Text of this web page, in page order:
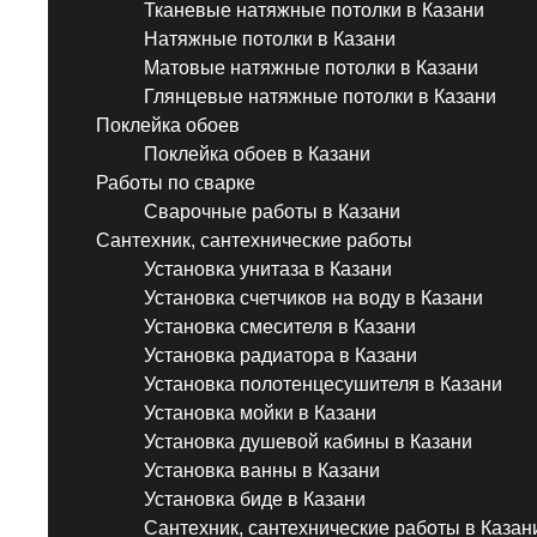
Тканевые натяжные потолки в Казани
Натяжные потолки в Казани
Матовые натяжные потолки в Казани
Глянцевые натяжные потолки в Казани
Поклейка обоев
Поклейка обоев в Казани
Работы по сварке
Сварочные работы в Казани
Сантехник, сантехнические работы
Установка унитаза в Казани
Установка счетчиков на воду в Казани
Установка смесителя в Казани
Установка радиатора в Казани
Установка полотенцесушителя в Казани
Установка мойки в Казани
Установка душевой кабины в Казани
Установка ванны в Казани
Установка биде в Казани
Сантехник, сантехнические работы в